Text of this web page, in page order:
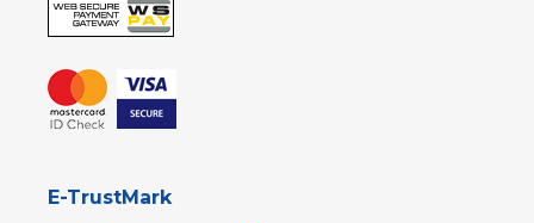
E-TrustMark